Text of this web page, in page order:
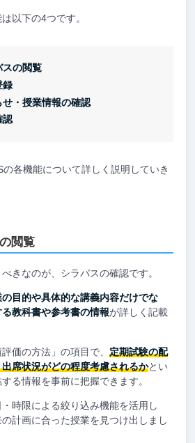
以下の4つです。
の閲覧
録
・授業情報の確認
認
の各機能について詳しく説明していき
閲覧
きなのが、シラバスの確認です。
目的や具体的な講義内容だけでな
教科書や参考書の情報が詳しく記載
価の方法」の項目で、 定期試験の配
席状況がどの程度考慮されるかとい
る情報を事前に把握できます。
時限による絞り込み機能を活用し
計画に合った授業を見つけ出しまし